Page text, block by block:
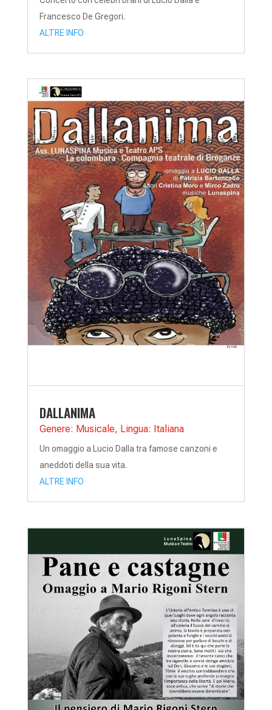
Francesco De Gregori.
ALTRE INFO
DALLANIMA
Genere: Musicale, Lingua: Italiana
Un omaggio a Lucio Dalla tra famose canzoni e
aneddoti della sua vita.
ALTRE INFO